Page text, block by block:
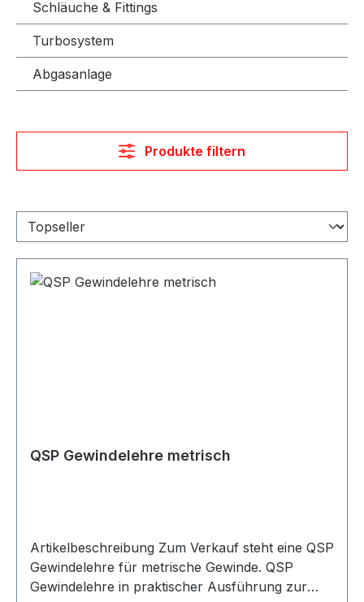
Schläuche & Fittings
Turbosystem
Abgasanlage
Produkte filtern
QSP Gewindelehre metrisch
Artikelbeschreibung Zum Verkauf steht eine QSP
Gewindelehre für metrische Gewinde. QSP
Gewindelehre in praktischer Ausführung zur